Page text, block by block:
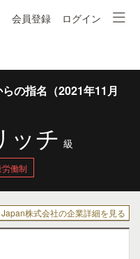
会員登録 ログイン
の指名（2021年11月
ッチ 級
働制
株式会社の企業詳細を見る